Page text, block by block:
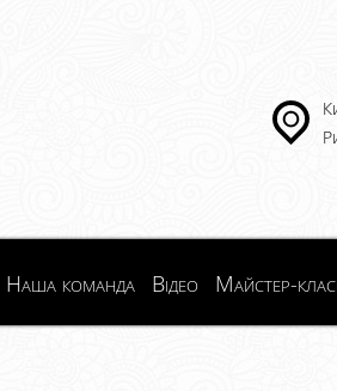
Наша команда Відео Майстер-